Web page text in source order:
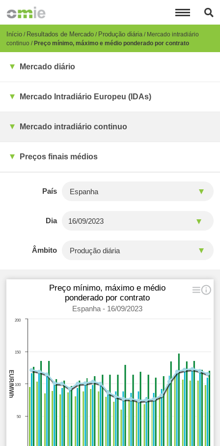
para
conteúdo
principal
Breadcrumb
Início Resultados de Mercado Produção diária Mercado intradiário
continuo Preço mínimo, máximo e médio ponderado por contrato
Mercado diário
Mercado Intradiário Europeu (IDAs)
Mercado intradiário continuo
Preços finais médios
País
Dia
Âmbito
EUR/MWh
Preço mínimo, máximo e médio
ponderado por contrato
Espanha - 16/09/2023
50
100
150
200